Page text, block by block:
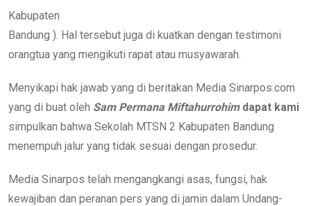
Kabupaten
Bandung ). Hal tersebut juga di kuatkan dengan testimoni
orangtua yang mengikuti rapat atau musyawarah.
Menyikapi hak jawab yang di beritakan Media Sinarpos.com
yang di buat oleh Sam Permana Miftahurrohimdapat kami
simpulkan bahwa Sekolah MTSN 2 Kabupaten Bandung
menempuh jalur yang tidak sesuai dengan prosedur.
Media Sinarpos telah mengangkangi asas, fungsi, hak
kewajiban dan peranan pers yang di jamin dalam Undang-